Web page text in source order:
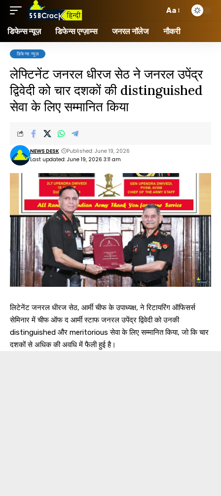
Aa
डिफेन्स न्यूज़ डिफेन्स एग्ज़ाम्स जनरल नॉलेज नौकरी
डिफेन्स न्यूज़
लेफ्टिनेंट जनरल धीरज सेठ ने जनरल उपेंद्र
द्विवेदी को चार दशकों की distinguished
सेवा के लिए सम्मानित किया
Last updated: June 19, 2026 3:11 am
NEWS DESK Published: June 19, 2026
लिटेनेंट जनरल धीरज सेठ, आर्मी चीफ के उपाध्यक्ष, ने रिटायरिंग ऑफिसर्स
सेमिनार में चीफ ऑफ द आर्मी स्टाफ जनरल उपेंद्र द्विवेदी को उनकी
distinguished और meritorious सेवा के लिए सम्मानित किया, जो कि चार
दशकों से अधिक की अवधि में फैली हुई है।